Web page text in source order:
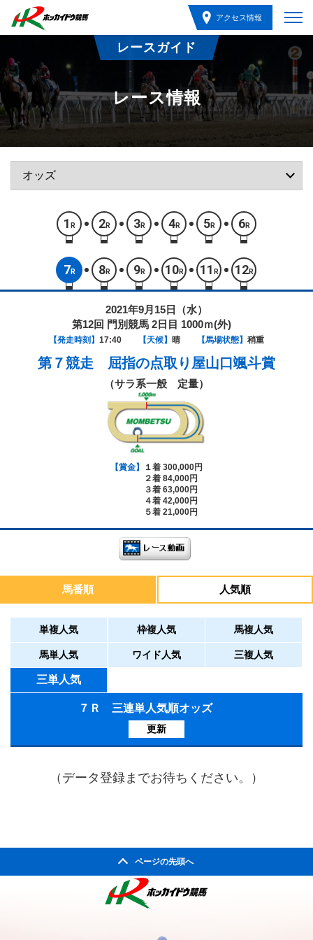
アクセス情報
レースガイド
レース情報
1 R 2R 3R 4R 5R 6R
7 R 8R 9R 10R 11 R 12R
2021年9月15日（水）
第12回 門別競馬 2日目 1000ｍ(外)
【発走時刻】 17:40 【天候】 晴 【馬場状態】 稍重
第７競走 屈指の点取り屋山口颯斗賞
（サラ系一般 定量）
【賞金】
１着 300,000円
２着 84,000円
３着 63,000円
４着 42,000円
５着 21,000円
馬番順 人気順
単複人気 枠複人気 馬複人気
馬単人気 ワイド人気 三複人気
三単人気
７Ｒ 三連単人気順オッズ
更新
（データ登録までお待ちください。）
ページの先頭へ